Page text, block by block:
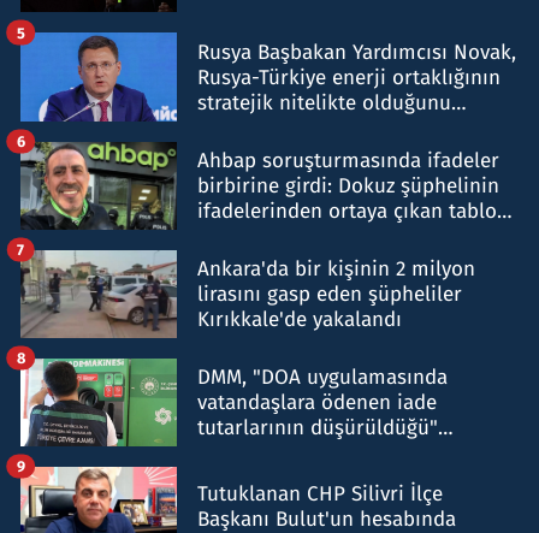
Rusya Başbakan Yardımcısı Novak,
Rusya-Türkiye enerji ortaklığının
stratejik nitelikte olduğunu
5
Ahbap soruşturmasında ifadeler
birbirine girdi: Dokuz şüphelinin
ifadelerinden ortaya çıkan tablo
6
Ankara'da bir kişinin 2 milyon
lirasını gasp eden şüpheliler
Kırıkkale'de yakalandı
7
DMM, "DOA uygulamasında
vatandaşlara ödenen iade
tutarlarının düşürüldüğü"
8
Tutuklanan CHP Silivri İlçe
Başkanı Bulut'un hesabında
9